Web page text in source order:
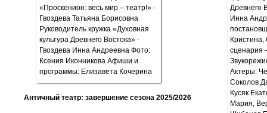
Античный театр: завершение сезона 2025/2026